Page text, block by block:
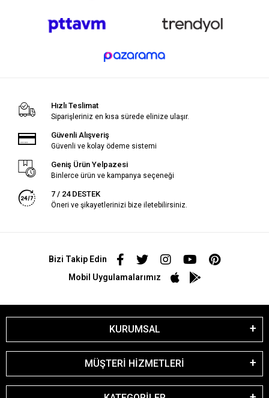
Hızlı Teslimat
Siparişleriniz en kısa sürede elinize ulaşır.
Güvenli Alışveriş
Güvenli ve kolay ödeme sistemi
Geniş Ürün Yelpazesi
Binlerce ürün ve kampanya seçeneği
7 / 24 DESTEK
Öneri ve şikayetlerinizi bize iletebilirsiniz.
Bizi Takip Edin
Mobil Uygulamalarımız
KURUMSAL
MÜŞTERİ HİZMETLERİ